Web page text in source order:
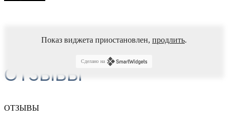
ОТЗЫВЫ
Показ виджета приостановлен, продлить.
Сделано на
ОТЗЫВЫ